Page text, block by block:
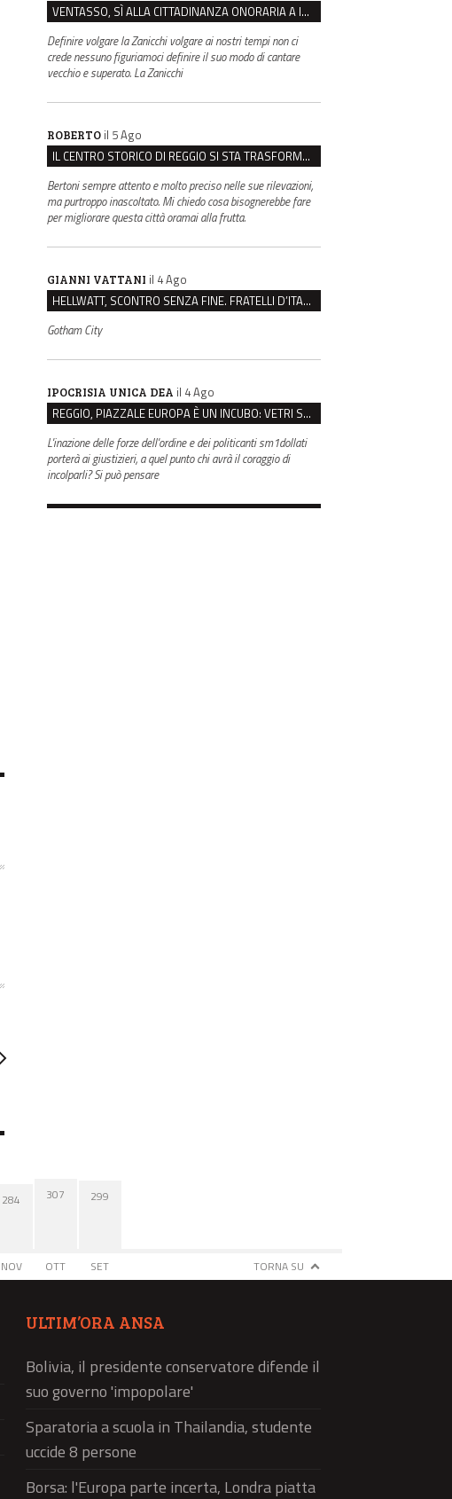
VENTASSO, SÌ ALLA CITTADINANZA ONORARIA A IVA ZANICCHI. MA BARGIACCHI: “È DI PESSIMO GUSTO”
Definire volgare la Zanicchi volgare ai nostri tempi non ci
crede nessuno figuriamoci definire il suo modo di cantare
vecchio e superato. La Zanicchi
ROBERTO il 5 Ago
IL CENTRO STORICO DI REGGIO SI STA TRASFORMANDO, E NON IN MEGLIO
Bertoni sempre attento e molto preciso nelle sue rilevazioni,
ma purtroppo inascoltato. Mi chiedo cosa bisognerebbe fare
per migliorare questa città oramai alla frutta.
GIANNI VATTANI il 4 Ago
HELLWATT, SCONTRO SENZA FINE. FRATELLI D’ITALIA: “MILANI PORTA DOCUMENTI, DE FRANCO INSULTI”
Gotham City
IPOCRISIA UNICA DEA il 4 Ago
REGGIO, PIAZZALE EUROPA È UN INCUBO: VETRI SPACCATI E FURTI SULLE AUTO IN SOSTA
L'inazione delle forze dell'ordine e dei politicanti sm1dollati
porterà ai giustizieri, a quel punto chi avrà il coraggio di
incolparli? Si può pensare
284
NOV
307
OTT
299
SET TORNA SU
ULTIM’ORA ANSA
Bolivia, il presidente conservatore difende il
suo governo 'impopolare'
Sparatoria a scuola in Thailandia, studente
uccide 8 persone
Borsa: l'Europa parte incerta, Londra piatta